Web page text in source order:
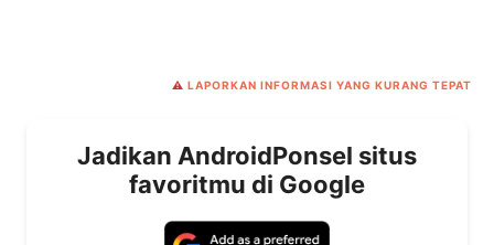
⚠️ LAPORKAN INFORMASI YANG KURANG TEPAT
Jadikan AndroidPonsel situs
favoritmu di Google